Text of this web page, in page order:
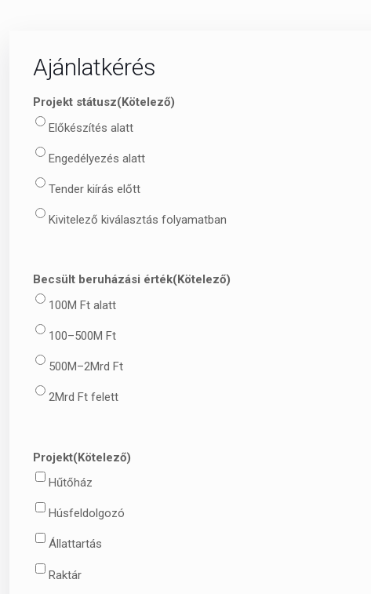
Ajánlatkérés
Projekt státusz(Kötelező)
Előkészítés alatt
Engedélyezés alatt
Tender kiírás előtt
Kivitelező kiválasztás folyamatban
Becsült beruházási érték(Kötelező)
100M Ft alatt
100–500M Ft
500M–2Mrd Ft
2Mrd Ft felett
Projekt(Kötelező)
Hűtőház
Húsfeldolgozó
Állattartás
Raktár